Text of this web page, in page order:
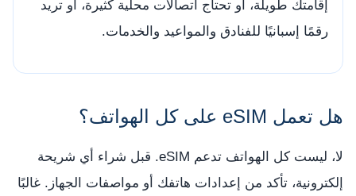
إقامتك طويلة، أو تحتاج اتصالات محلية كثيرة، أو تريد
رقمًا إسبانيًا للفنادق والمواعيد والخدمات.
هل تعمل eSIM على كل الهواتف؟
لا، ليست كل الهواتف تدعم eSIM. قبل شراء أي شريحة
إلكترونية، تأكد من إعدادات هاتفك أو مواصفات الجهاز. غالبًا